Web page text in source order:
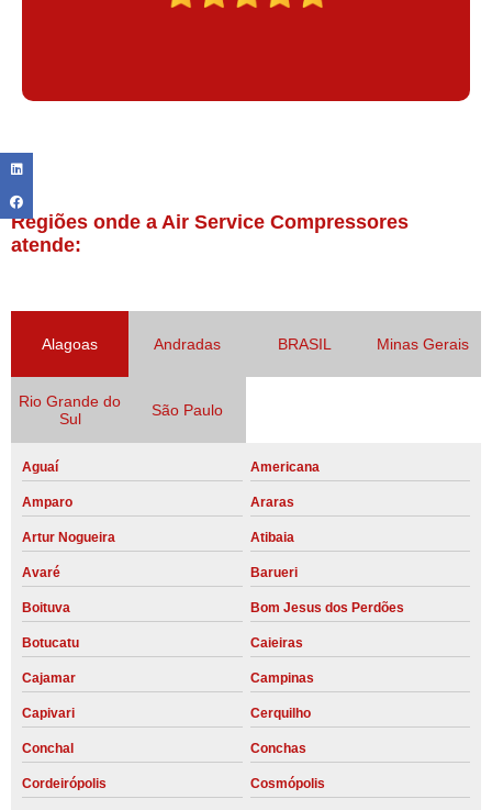
Regiões onde a Air Service Compressores
atende:
Alagoas Andradas BRASIL Minas Gerais
Rio Grande do
Sul
São Paulo
Aguaí Americana
Amparo Araras
Artur Nogueira Atibaia
Avaré Barueri
Boituva Bom Jesus dos Perdões
Botucatu Caieiras
Cajamar Campinas
Capivari Cerquilho
Conchal Conchas
Cordeirópolis Cosmópolis